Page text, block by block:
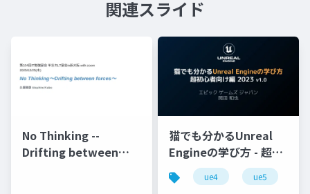
関連スライド
No Thinking --
Drifting between
猫でも分かるUnreal
Engineの学び方 - 超初
心者向け編 - 2023 v1.0
ue4 ue5